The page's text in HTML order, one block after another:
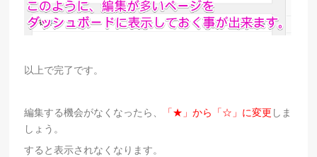
以上で完了です。
編集する機会がなくなったら、 「★」から「☆」に変更 しま
しょう。
すると表示されなくなります。